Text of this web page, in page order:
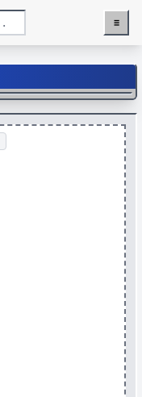
Menu
≡